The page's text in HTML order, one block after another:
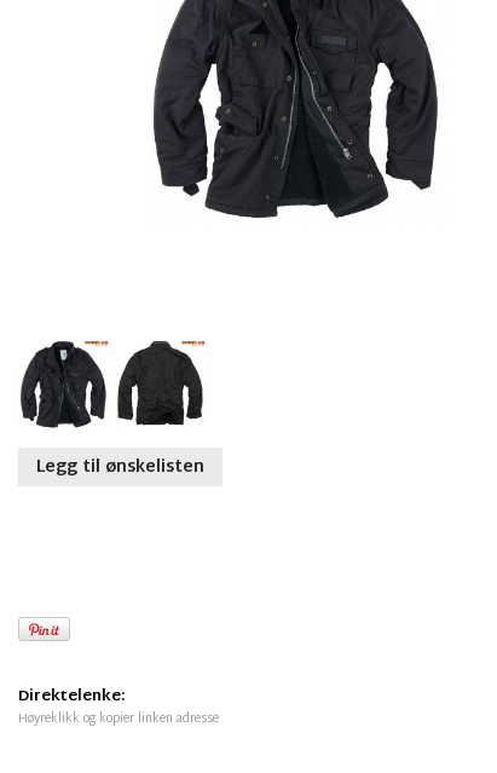
Legg til ønskelisten
Direktelenke:
Høyreklikk og kopier linken adresse